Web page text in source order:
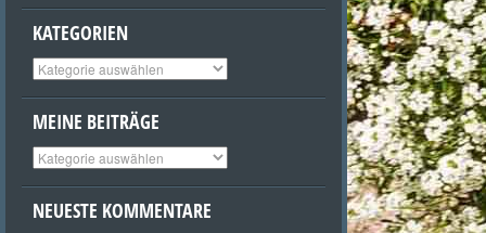
KATEGORIEN
Kategorien
MEINE BEITRÄGE
Meine
Beiträge
NEUESTE KOMMENTARE